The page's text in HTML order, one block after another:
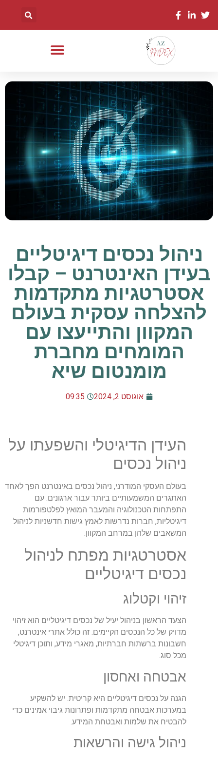
ניהול נכסים דיגיטליים
בעידן האינטרנט – קבלו
אסטרטגיות מתקדמות
להצלחה עסקית בעולם
המקוון והתייעצו עם
המומחים מחברת
מומנטום שיא
אוגוסט 2, 2024 09:35
העידן הדיגיטלי והשפעתו על
ניהול נכסים
בעולם העסקי המודרני, ניהול נכסים באינטרנט הפך לאחד
האתגרים המשמעותיים ביותר עבור ארגונים. עם
התפתחות הטכנולוגיה והמעבר המואץ לפלטפורמות
דיגיטליות, חברות נדרשות לאמץ גישות חדשניות לניהול
המשאבים שלהן במרחב המקוון.
אסטרטגיות מפתח לניהול
נכסים דיגיטליים
זיהוי וקטלוג
הצעד הראשון בניהול יעיל של נכסים דיגיטליים הוא זיהוי
מדויק של כל הנכסים הקיימים. זה כולל אתרי אינטרנט,
חשבונות ברשתות חברתיות, מאגרי מידע, ותוכן דיגיטלי
מכל סוג.
אבטחה ואחסון
הגנה על נכסים דיגיטליים היא קריטית. יש להשקיע
במערכות אבטחה מתקדמות ופתרונות גיבוי אמינים כדי
להבטיח את שלמות ואבטחת המידע.
ניהול גישה והרשאות